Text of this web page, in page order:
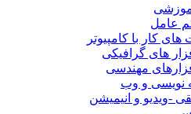
عامل
های کار با کامپیوتر
های گرافیکی
مهندسی
نویسی و وب
-ویدیو و انیمیشن